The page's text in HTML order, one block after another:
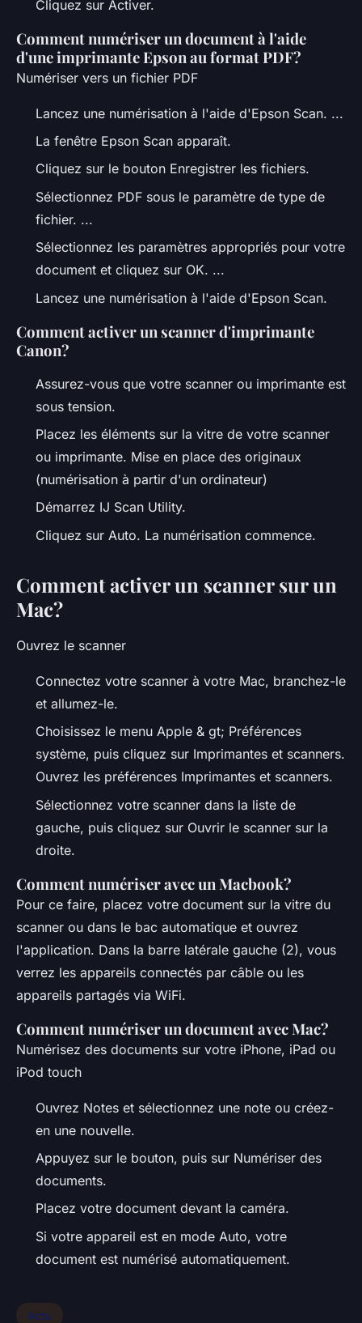
Cliquez sur Activer.
Comment numériser un document à l'aide
d'une imprimante Epson au format PDF?
Numériser vers un fichier PDF
Lancez une numérisation à l'aide d'Epson Scan. ...
La fenêtre Epson Scan apparaît.
Cliquez sur le bouton Enregistrer les fichiers.
Sélectionnez PDF sous le paramètre de type de
fichier. ...
Sélectionnez les paramètres appropriés pour votre
document et cliquez sur OK. ...
Lancez une numérisation à l'aide d'Epson Scan.
Comment activer un scanner d'imprimante
Canon?
Assurez-vous que votre scanner ou imprimante est
sous tension.
Placez les éléments sur la vitre de votre scanner
ou imprimante. Mise en place des originaux
(numérisation à partir d'un ordinateur)
Démarrez IJ Scan Utility.
Cliquez sur Auto. La numérisation commence.
Comment activer un scanner sur un
Mac?
Ouvrez le scanner
Connectez votre scanner à votre Mac, branchez-le
et allumez-le.
Choisissez le menu Apple & gt; Préférences
système, puis cliquez sur Imprimantes et scanners.
Ouvrez les préférences Imprimantes et scanners.
Sélectionnez votre scanner dans la liste de
gauche, puis cliquez sur Ouvrir le scanner sur la
droite.
Comment numériser avec un Macbook?
Pour ce faire, placez votre document sur la vitre du
scanner ou dans le bac automatique et ouvrez
l'application. Dans la barre latérale gauche (2), vous
verrez les appareils connectés par câble ou les
appareils partagés via WiFi.
Comment numériser un document avec Mac?
Numérisez des documents sur votre iPhone, iPad ou
iPod touch
Ouvrez Notes et sélectionnez une note ou créez-
en une nouvelle.
Appuyez sur le bouton, puis sur Numériser des
documents.
Placez votre document devant la caméra.
Si votre appareil est en mode Auto, votre
document est numérisé automatiquement.
Actu